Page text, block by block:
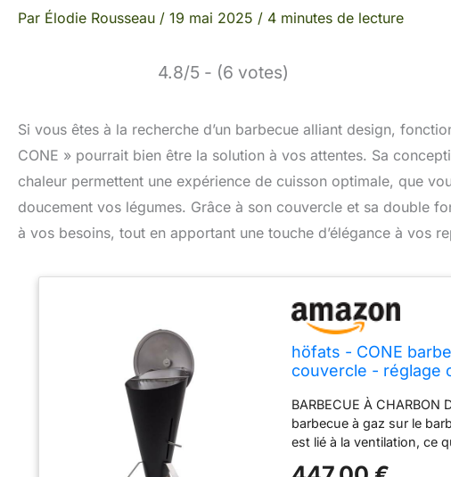
Par Élodie Rousseau / 19 mai 2025 / 4 minutes de lecture
4.8/5 - (6 votes)
Si vous êtes à la recherche d’un barbecue alliant design,
CONE » pourrait bien être la solution à vos attentes. Sa
chaleur permettent une expérience de cuisson optimale, que
doucement vos légumes. Grâce à son couvercle et sa double
à vos besoins, tout en apportant une touche d’élégance à vos
höfats - CONE
couvercle - réglage
BARBECUE À CHARBON
barbecue à gaz sur le
est lié à la ventilation, ce